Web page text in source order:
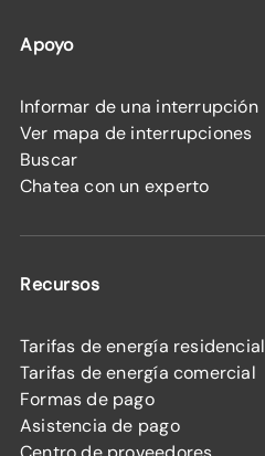
Apoyo
Informar de una interrupción
Ver mapa de interrupciones
Buscar
Chatea con un experto
Recursos
Tarifas de energía residencial
Tarifas de energía comercial
Formas de pago
Asistencia de pago